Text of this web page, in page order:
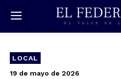
LOCAL
19 de mayo de 2026